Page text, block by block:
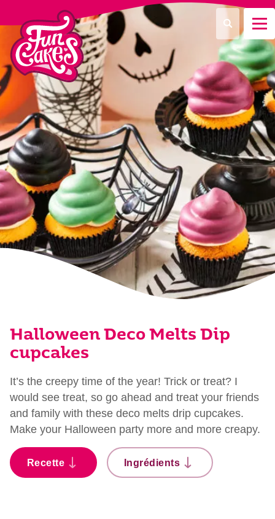
Que recherchez-vous ?
Recherche
Halloween Deco Melts Dip
cupcakes
It’s the creepy time of the year! Trick or treat? I
would see treat, so go ahead and treat your friends
and family with these deco melts drip cupcakes.
Make your Halloween party more and more creapy.
Recette Ingrédients